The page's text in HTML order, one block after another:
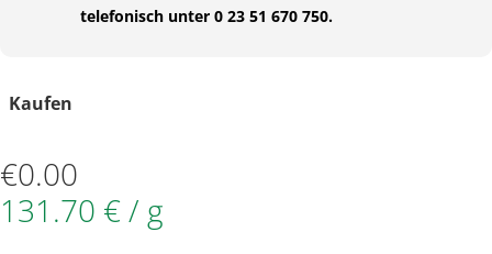
telefonisch unter 0 23 51 670 750.
Kaufen
€0.00
131.70 € / g